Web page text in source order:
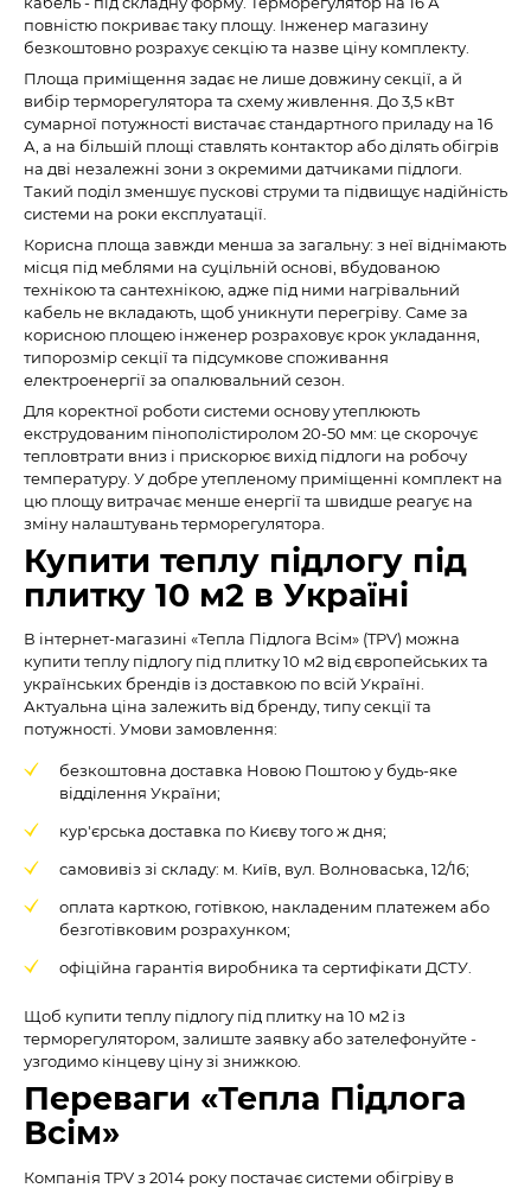
повністю покриває таку площу. Інженер магазину
безкоштовно розрахує секцію та назве ціну комплекту.
Площа приміщення задає не лише довжину секції, а й
вибір терморегулятора та схему живлення. До 3,5 кВт
сумарної потужності вистачає стандартного приладу на 16
А, а на більшій площі ставлять контактор або ділять обігрів
на дві незалежні зони з окремими датчиками підлоги.
Такий поділ зменшує пускові струми та підвищує надійність
системи на роки експлуатації.
Корисна площа завжди менша за загальну: з неї віднімають
місця під меблями на суцільній основі, вбудованою
технікою та сантехнікою, адже під ними нагрівальний
кабель не вкладають, щоб уникнути перегріву. Саме за
корисною площею інженер розраховує крок укладання,
типорозмір секції та підсумкове споживання
електроенергії за опалювальний сезон.
Для коректної роботи системи основу утеплюють
екструдованим пінополістиролом 20-50 мм: це скорочує
тепловтрати вниз і прискорює вихід підлоги на робочу
температуру. У добре утепленому приміщенні комплект на
цю площу витрачає менше енергії та швидше реагує на
зміну налаштувань терморегулятора.
Купити теплу підлогу під
плитку 10 м2 в Україні
В інтернет-магазині «Тепла Підлога Всім» (TPV) можна
купити теплу підлогу під плитку 10 м2 від європейських та
українських брендів із доставкою по всій Україні.
Актуальна ціна залежить від бренду, типу секції та
потужності. Умови замовлення:
безкоштовна доставка Новою Поштою у будь-яке
відділення України;
кур'єрська доставка по Києву того ж дня;
самовивіз зі складу: м. Київ, вул. Волноваська, 12/16;
оплата карткою, готівкою, накладеним платежем або
безготівковим розрахунком;
офіційна гарантія виробника та сертифікати ДСТУ.
Щоб купити теплу підлогу під плитку на 10 м2 із
терморегулятором, залиште заявку або зателефонуйте -
узгодимо кінцеву ціну зі знижкою.
Переваги «Тепла Підлога
Всім»
Компанія TPV з 2014 року постачає системи обігріву в